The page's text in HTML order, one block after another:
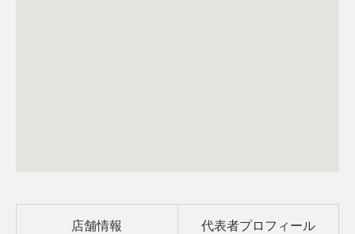
店舗情報 代表者プロフィール